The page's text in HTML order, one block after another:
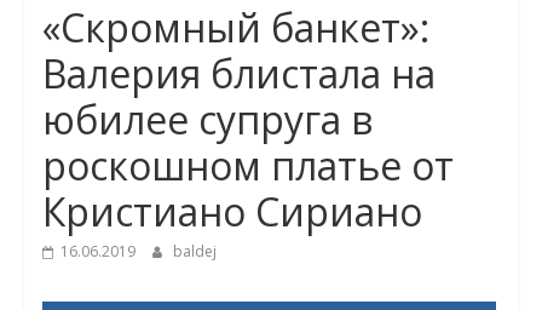
«Скромный банкет»:
Валерия блистала на
юбилее супруга в
роскошном платье от
Кристиано Сириано
16.06.2019 baldej